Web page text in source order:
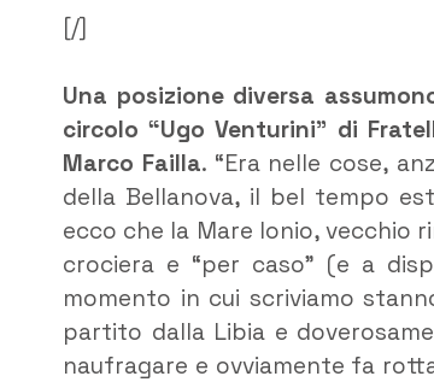
[/]
Una posizione diversa
circolo “Ugo Venturini” di
Marco Failla. “Era nelle cose,
della Bellanova, il bel tempo
ecco che la Mare Ionio, vecchio
crociera e “per caso” (e a
momento in cui scriviamo
partito dalla Libia e
naufragare e ovviamente fa